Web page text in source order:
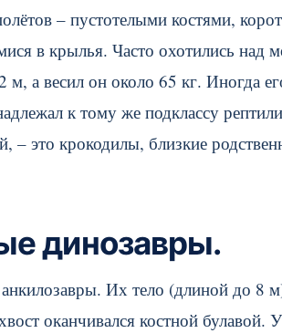
– пустотелыми костями,
в крылья. Часто охотились над
м, а весил он около 65 кг. Иногда
к тому же подклассу
– это крокодилы, близкие
динозавры.
Их тело (длиной до 8
оканчивался костной булавой. У